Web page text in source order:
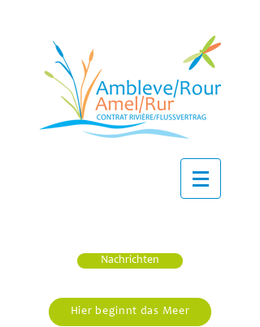
Nachrichten
Hier beginnt das Meer